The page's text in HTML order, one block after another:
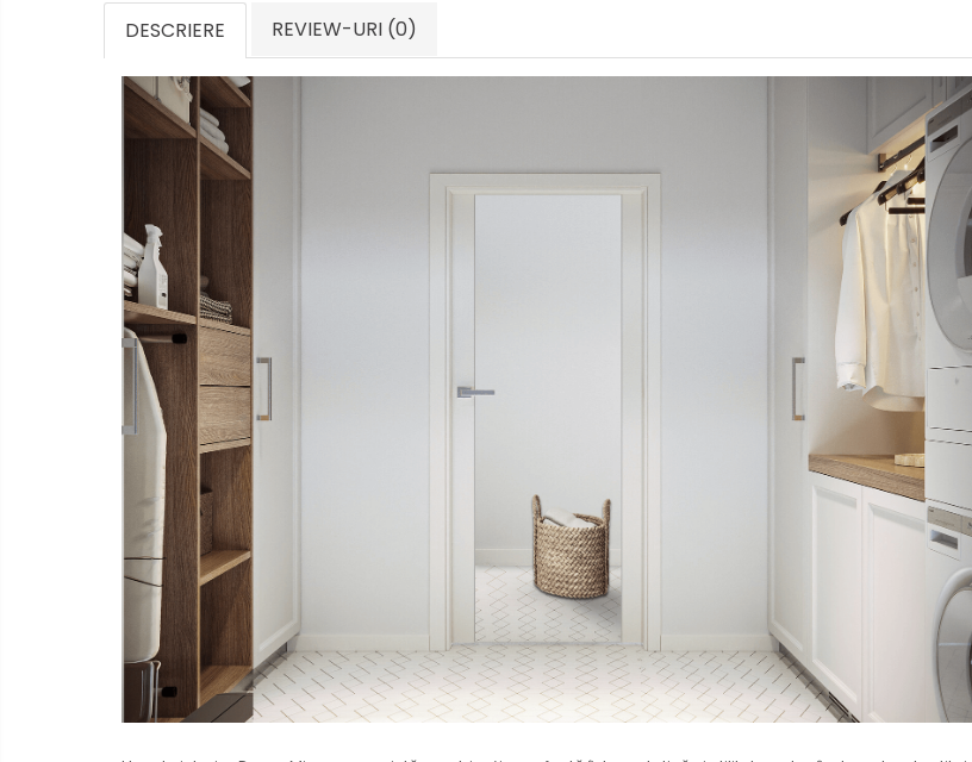
DESCRIERE REVIEW-URI (0)